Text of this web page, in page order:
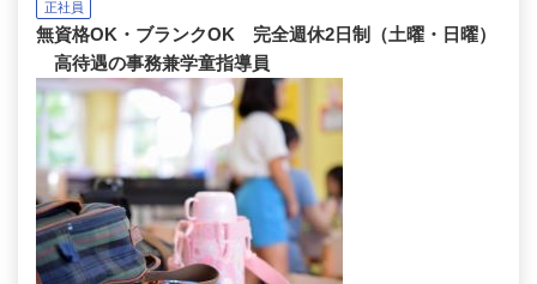
正社員
無資格OK・ブランクOK 完全週休2日制（土曜・日曜）
高待遇の事務兼学童指導員